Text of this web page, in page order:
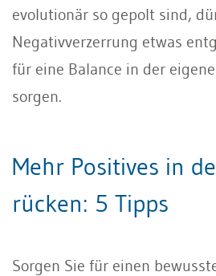
evolutionär so gepolt sind,
Negativverzerrung etwas
für eine Balance in der
sorgen.
Mehr Positives in
rücken: 5 Tipps
Sorgen Sie für einen